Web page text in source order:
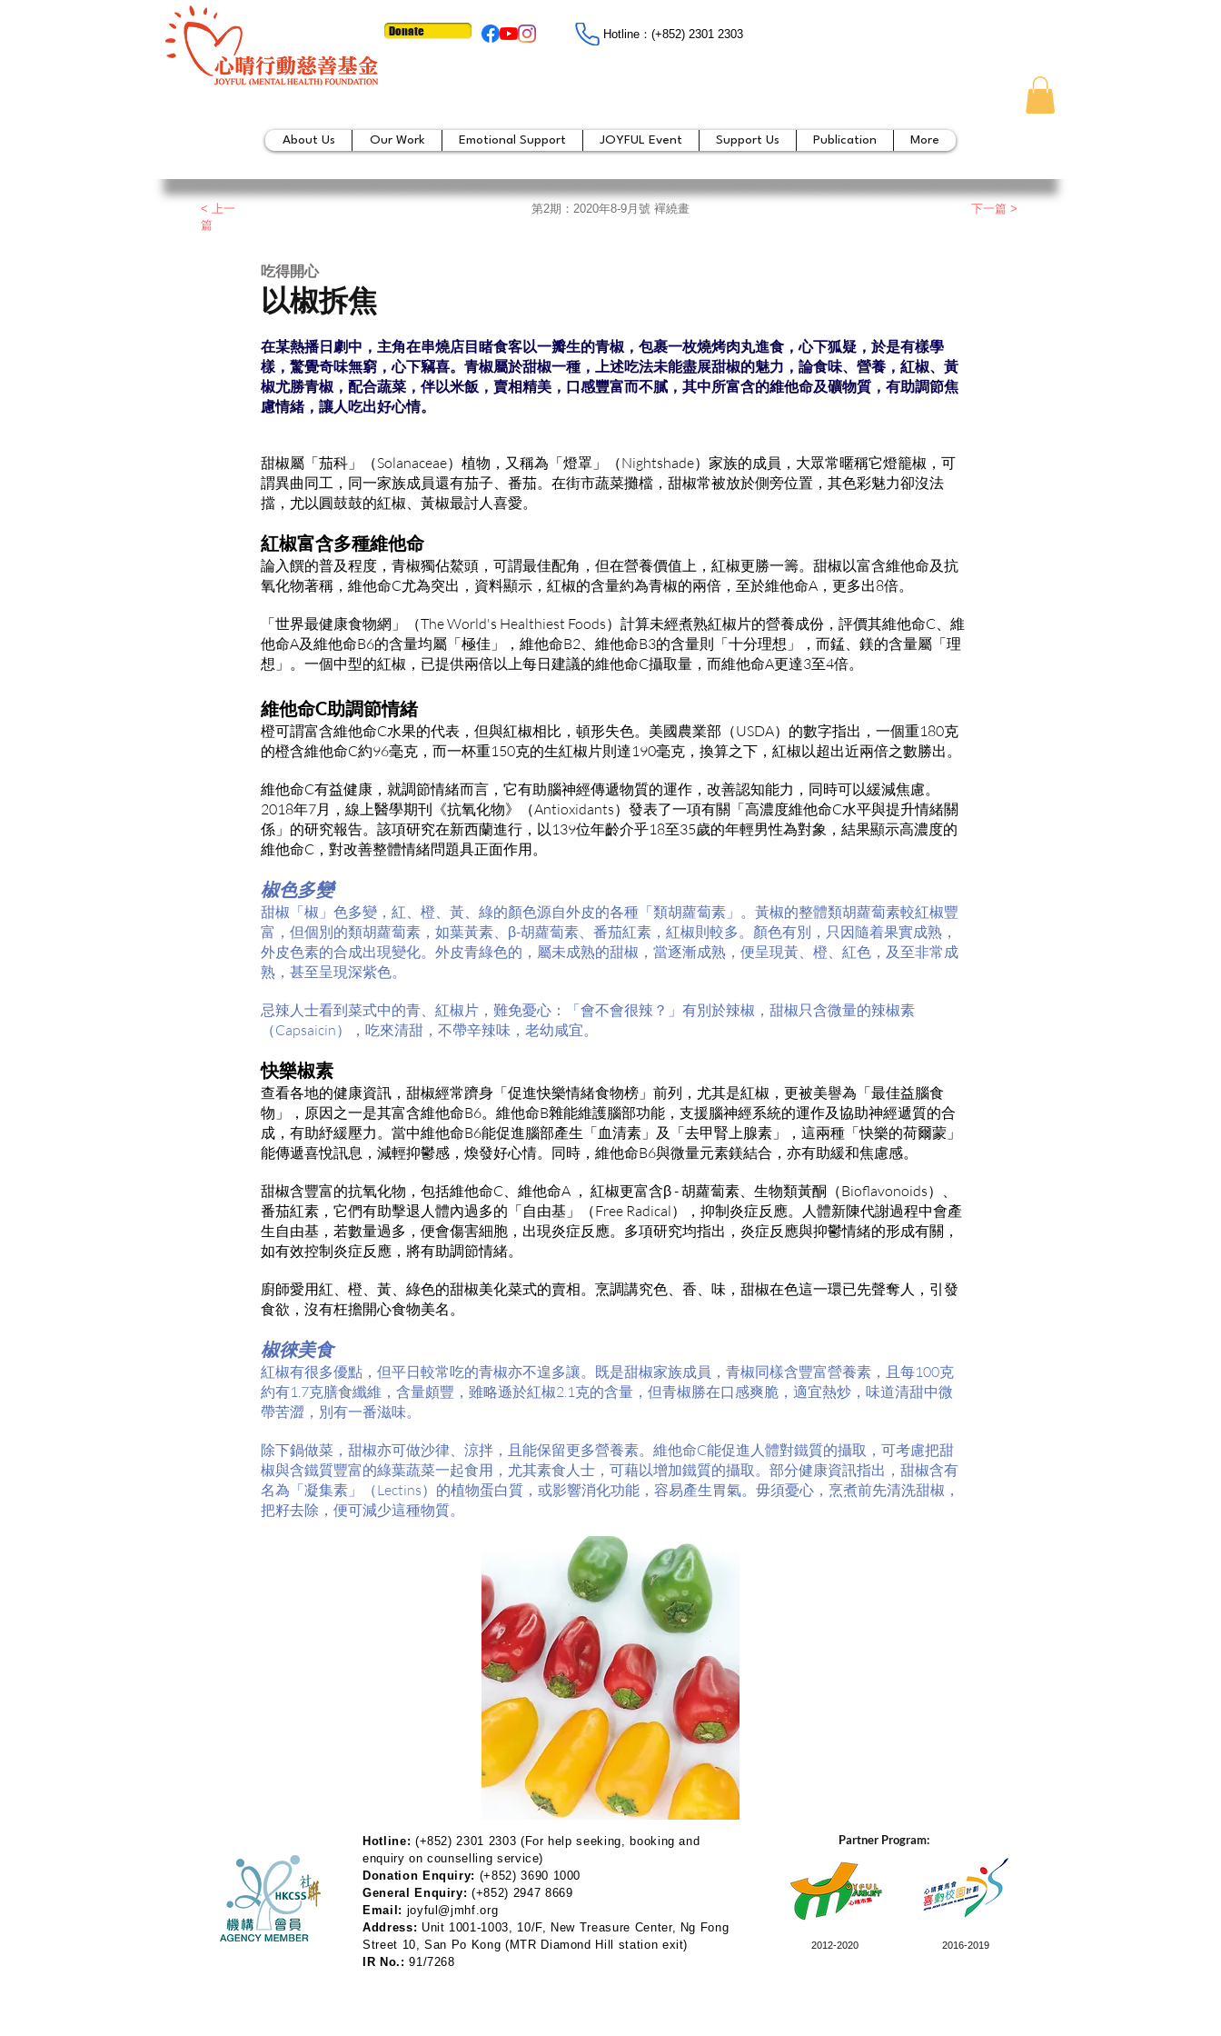
Donate Hotline：​​(+852) 2301 2303
About Us Our Work Emotional Support JOYFUL Event Support Us Publication More
< 上一
篇
第2期：2020年8-9月號 襌繞畫 下一篇 >
吃得開心
以椒拆焦
在某熱播日劇中，主角在串燒店目睹食客以一瓣生的青椒，包裹一枚燒烤肉丸進食，心下狐疑，於是有樣學
樣，驚覺奇味無窮，心下竊喜。青椒屬於甜椒一種，上述吃法未能盡展甜椒的魅力，論食味、營養，紅椒、黃
椒尤勝青椒，配合蔬菜，伴以米飯，賣相精美，口感豐富而不膩，其中所富含的維他命及礦物質，有助調節焦
慮情緒，讓人吃出好心情。
甜椒屬「茄科」（Solanaceae）植物，又稱為「燈罩」（Nightshade）家族的成員，大眾常暱稱它燈籠椒，可
謂異曲同工，同一家族成員還有茄子、番茄。在街市蔬菜攤檔，甜椒常被放於側旁位置，其色彩魅力卻沒法
擋，尤以圓鼓鼓的紅椒、黃椒最討人喜愛。
紅椒富含多種維他命
論入饌的普及程度，青椒獨佔鰲頭，可謂最佳配角，但在營養價值上，紅椒更勝一籌。甜椒以富含維他命及抗
氧化物著稱，維他命C尤為突出，資料顯示，紅椒的含量約為青椒的兩倍，至於維他命A，更多出8倍。
「世界最健康食物網」（The World's Healthiest Foods）計算未經煮熟紅椒片的營養成份，評價其維他命C、維
他命A及維他命B6的含量均屬「極佳」，維他命B2、維他命B3的含量則「十分理想」，而錳、鎂的含量屬「理
想」。一個中型的紅椒，已提供兩倍以上每日建議的維他命C攝取量，而維他命A更達3至4倍。
維他命C助調節情緒
橙可謂富含維他命C水果的代表，但與紅椒相比，頓形失色。美國農業部（USDA）的數字指出，一個重180克
的橙含維他命C約96毫克，而一杯重150克的生紅椒片則達190毫克，換算之下，紅椒以超出近兩倍之數勝出。
維他命C有益健康，就調節情緒而言，它有助腦神經傳遞物質的運作，改善認知能力，同時可以緩減焦慮。
2018年7月，線上醫學期刊《抗氧化物》（Antioxidants）發表了一項有關「高濃度維他命C水平與提升情緒關
係」的研究報告。該項研究在新西蘭進行，以139位年齡介乎18至35歲的年輕男性為對象，結果顯示高濃度的
維他命C，對改善整體情緒問題具正面作用。
椒色多變
甜椒「椒」色多變，紅、橙、黃、綠的顏色源自外皮的各種「類胡蘿蔔素」。黃椒的整體類胡蘿蔔素較紅椒豐
富，但個別的類胡蘿蔔素，如葉黃素、β-胡蘿蔔素、番茄紅素，紅椒則較多。顏色有別，只因隨着果實成熟，
外皮色素的合成出現變化。外皮青綠色的，屬未成熟的甜椒，當逐漸成熟，便呈現黃、橙、紅色，及至非常成
熟，甚至呈現深紫色。
忌辣人士看到菜式中的青、紅椒片，難免憂心：「會不會很辣？」有別於辣椒，甜椒只含微量的辣椒素
（Capsaicin），吃來清甜，不帶辛辣味，老幼咸宜。
快樂椒素
查看各地的健康資訊，甜椒經常躋身「促進快樂情緒食物榜」前列，尤其是紅椒，更被美譽為「最佳益腦食
物」，原因之一是其富含維他命B6。維他命B雜能維護腦部功能，支援腦神經系統的運作及協助神經遞質的合
成，有助紓緩壓力。當中維他命B6能促進腦部產生「血清素」及「去甲腎上腺素」，這兩種「快樂的荷爾蒙」
能傳遞喜悅訊息，減輕抑鬱感，煥發好心情。同時，維他命B6與微量元素鎂結合，亦有助緩和焦慮感。
甜椒含豐富的抗氧化物，包括維他命C、維他命A ， 紅椒更富含β - 胡蘿蔔素、生物類黃酮（Bioflavonoids）、
番茄紅素，它們有助擊退人體內過多的「自由基」（Free Radical），抑制炎症反應。人體新陳代謝過程中會產
生自由基，若數量過多，便會傷害細胞，出現炎症反應。多項研究均指出，炎症反應與抑鬱情緒的形成有關，
如有效控制炎症反應，將有助調節情緒。
廚師愛用紅、橙、黃、綠色的甜椒美化菜式的賣相。烹調講究色、香、味，甜椒在色這一環已先聲奪人，引發
食欲，沒有枉擔開心食物美名。
椒徠美食
紅椒有很多優點，但平日較常吃的青椒亦不遑多讓。既是甜椒家族成員，青椒同樣含豐富營養素，且每100克
約有1.7克膳食纖維，含量頗豐，雖略遜於紅椒2.1克的含量，但青椒勝在口感爽脆，適宜熱炒，味道清甜中微
帶苦澀，別有一番滋味。
除下鍋做菜，甜椒亦可做沙律、涼拌，且能保留更多營養素。維他命C能促進人體對鐵質的攝取，可考慮把甜
椒與含鐵質豐富的綠葉蔬菜一起食用，尤其素食人士，可藉以增加鐵質的攝取。部分健康資訊指出，甜椒含有
名為「凝集素」（Lectins）的植物蛋白質，或影響消化功能，容易產生胃氣。毋須憂心，烹煮前先清洗甜椒，
把籽去除，便可減少這種物質。
Hotline: (+852) 2301 2303 (For help seeking, booking and
enquiry on counselling service)
Donation Enquiry: (+852) 3690 1000
General Enquiry: (+852) 2947 8669
Email: joyful@jmhf.org
Address: Unit 1001-1003, 10/F, New Treasure Center, Ng Fong
Street 10, San Po Kong (MTR Diamond Hill station exit)
IR No.: 91/7268
Partner Program:
2012-2020 2016-2019